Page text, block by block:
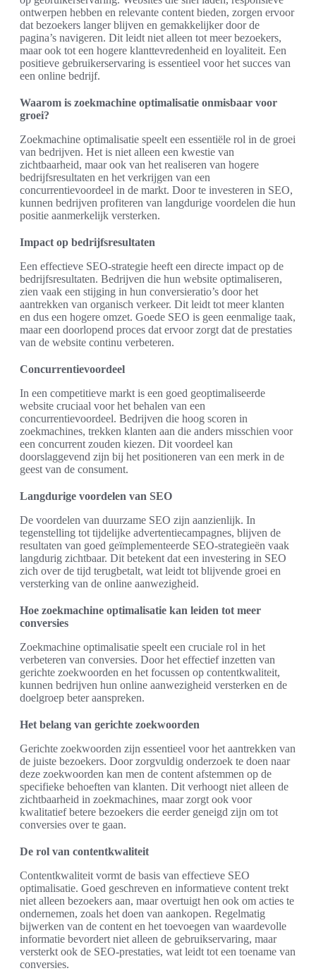
ontwerpen hebben en relevante content bieden, zorgen ervoor
dat bezoekers langer blijven en gemakkelijker door de
pagina’s navigeren. Dit leidt niet alleen tot meer bezoekers,
maar ook tot een hogere klanttevredenheid en loyaliteit. Een
positieve gebruikerservaring is essentieel voor het succes van
een online bedrijf.
Waarom is zoekmachine optimalisatie onmisbaar voor
groei?
Zoekmachine optimalisatie speelt een essentiële rol in de groei
van bedrijven. Het is niet alleen een kwestie van
zichtbaarheid, maar ook van het realiseren van hogere
bedrijfsresultaten en het verkrijgen van een
concurrentievoordeel in de markt. Door te investeren in SEO,
kunnen bedrijven profiteren van langdurige voordelen die hun
positie aanmerkelijk versterken.
Impact op bedrijfsresultaten
Een effectieve SEO-strategie heeft een directe impact op de
bedrijfsresultaten. Bedrijven die hun website optimaliseren,
zien vaak een stijging in hun conversieratio’s door het
aantrekken van organisch verkeer. Dit leidt tot meer klanten
en dus een hogere omzet. Goede SEO is geen eenmalige taak,
maar een doorlopend proces dat ervoor zorgt dat de prestaties
van de website continu verbeteren.
Concurrentievoordeel
In een competitieve markt is een goed geoptimaliseerde
website cruciaal voor het behalen van een
concurrentievoordeel. Bedrijven die hoog scoren in
zoekmachines, trekken klanten aan die anders misschien voor
een concurrent zouden kiezen. Dit voordeel kan
doorslaggevend zijn bij het positioneren van een merk in de
geest van de consument.
Langdurige voordelen van SEO
De voordelen van duurzame SEO zijn aanzienlijk. In
tegenstelling tot tijdelijke advertentiecampagnes, blijven de
resultaten van goed geïmplementeerde SEO-strategieën vaak
langdurig zichtbaar. Dit betekent dat een investering in SEO
zich over de tijd terugbetalt, wat leidt tot blijvende groei en
versterking van de online aanwezigheid.
Hoe zoekmachine optimalisatie kan leiden tot meer
conversies
Zoekmachine optimalisatie speelt een cruciale rol in het
verbeteren van conversies. Door het effectief inzetten van
gerichte zoekwoorden en het focussen op contentkwaliteit,
kunnen bedrijven hun online aanwezigheid versterken en de
doelgroep beter aanspreken.
Het belang van gerichte zoekwoorden
Gerichte zoekwoorden zijn essentieel voor het aantrekken van
de juiste bezoekers. Door zorgvuldig onderzoek te doen naar
deze zoekwoorden kan men de content afstemmen op de
specifieke behoeften van klanten. Dit verhoogt niet alleen de
zichtbaarheid in zoekmachines, maar zorgt ook voor
kwalitatief betere bezoekers die eerder geneigd zijn om tot
conversies over te gaan.
De rol van contentkwaliteit
Contentkwaliteit vormt de basis van effectieve SEO
optimalisatie. Goed geschreven en informatieve content trekt
niet alleen bezoekers aan, maar overtuigt hen ook om acties te
ondernemen, zoals het doen van aankopen. Regelmatig
bijwerken van de content en het toevoegen van waardevolle
informatie bevordert niet alleen de gebruikservaring, maar
versterkt ook de SEO-prestaties, wat leidt tot een toename van
conversies.